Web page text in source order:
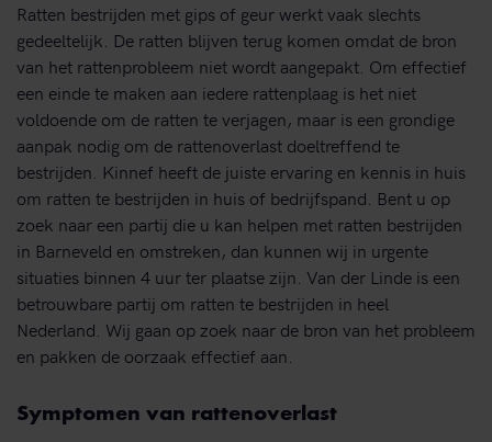
Ratten bestrijden met gips of geur werkt vaak slechts
gedeeltelijk. De ratten blijven terug komen omdat de bron
van het rattenprobleem niet wordt aangepakt. Om effectief
een einde te maken aan iedere rattenplaag is het niet
voldoende om de ratten te verjagen, maar is een grondige
aanpak nodig om de rattenoverlast doeltreffend te
bestrijden. Kinnef heeft de juiste ervaring en kennis in huis
om ratten te bestrijden in huis of bedrijfspand. Bent u op
zoek naar een partij die u kan helpen met ratten bestrijden
in Barneveld en omstreken, dan kunnen wij in urgente
situaties binnen 4 uur ter plaatse zijn. Van der Linde is een
betrouwbare partij om ratten te bestrijden in heel
Nederland. Wij gaan op zoek naar de bron van het probleem
en pakken de oorzaak effectief aan.
Symptomen van rattenoverlast